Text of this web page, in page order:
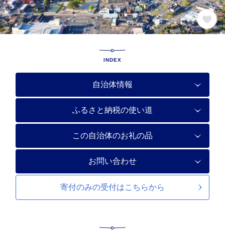
INDEX
自治体情報
ふるさと納税の使い道
この自治体のお礼の品
お問い合わせ
寄付のみの受付はこちらから